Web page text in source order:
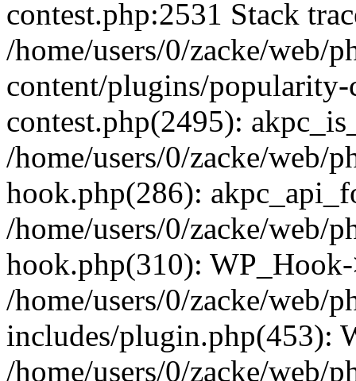
contest.php:2531 Stack
/home/users/0/zacke/web/
content/plugins/
contest.php(2495):
/home/users/0/zacke/web/
hook.php(286):
/home/users/0/zacke/web/
hook.php(310):
/home/users/0/zacke/web/
includes/plugin.php(453):
/home/users/0/zacke/web/